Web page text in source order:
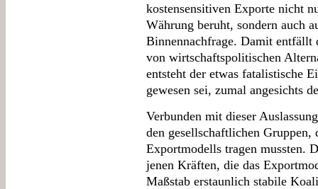
kostensensitiven Exporte nicht
Währung beruht, sondern auch
Binnennachfrage. Damit entfällt
von wirtschaftspolitischen
entsteht der etwas fatalistische
gewesen sei, zumal angesichts
Verbunden mit dieser
den gesellschaftlichen Gruppen,
Exportmodells tragen mussten.
jenen Kräften, die das
Maßstab erstaunlich stabile